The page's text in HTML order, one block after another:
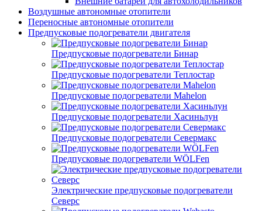
Воздушные автономные отопители
Переносные автономные отопители
Предпусковые подогреватели двигателя
Предпусковые подогреватели Бинар
Предпусковые подогреватели Теплостар
Предпусковые подогреватели Mahelon
Предпусковые подогреватели Хасиньлун
Предпусковые подогреватели Севермакс
Предпусковые подогреватели WÖLFen
Электрические предпусковые подогреватели
Северс